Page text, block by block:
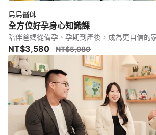
烏烏醫師
全方位好孕身心知識課
陪伴爸媽從備孕、孕期到產後，成為更自信的
NT$3,580 NT$5,980